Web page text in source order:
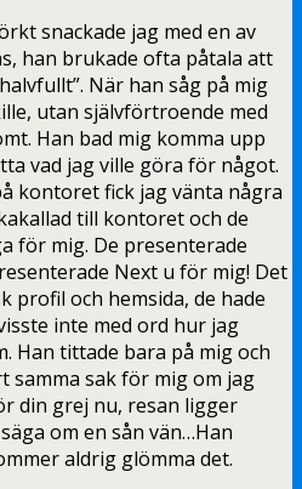
snackade jag med en av
han brukade ofta påtala att
När han såg på mig
utan självförtroende med
Han bad mig komma upp
vad jag ville göra för något.
kontoret fick jag vänta några
till kontoret och de
för mig. De presenterade
Next u för mig! Det
profil och hemsida, de hade
inte med ord hur jag
Han tittade bara på mig och
samma sak för mig om jag
din grej nu, resan ligger
om en sån vän…Han
aldrig glömma det.